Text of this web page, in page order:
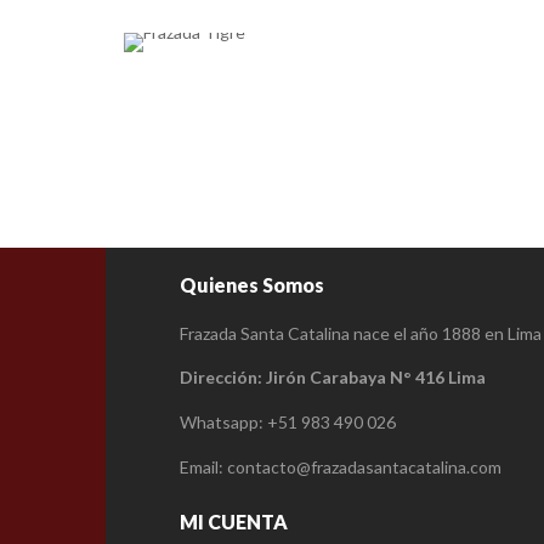
Quienes Somos
Frazada Santa Catalina nace el año 1888 en
Dirección: Jirón Carabaya N° 416 Lima
Whatsapp: +51 983 490 026
Email: contacto@frazadasantacatalina.com
MI CUENTA